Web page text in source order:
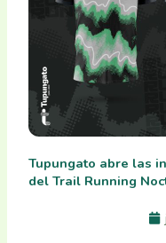
Tupungato abre las
del Trail Running